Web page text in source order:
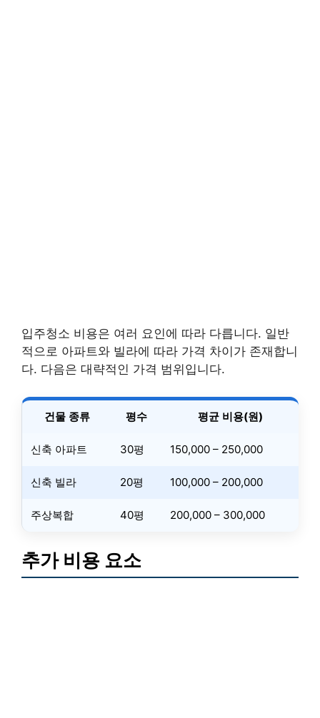
입주청소 비용은 여러 요인에 따라 다릅니다. 일반
적으로 아파트와 빌라에 따라 가격 차이가 존재합니
다. 다음은 대략적인 가격 범위입니다.
건물 종류 평수 평균 비용(원)
신축 아파트 30평 150,000 – 250,000
신축 빌라 20평 100,000 – 200,000
주상복합 40평 200,000 – 300,000
추가 비용 요소